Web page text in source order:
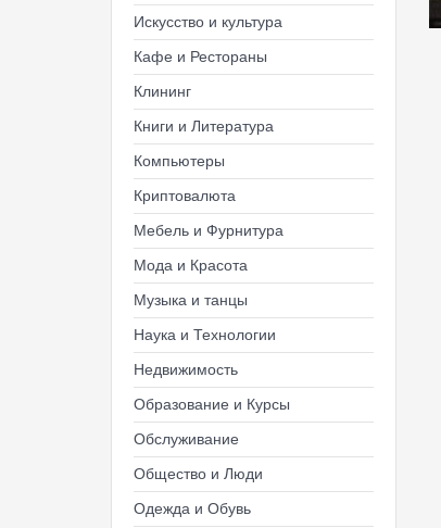
Искусство и культура
Кафе и Рестораны
Клининг
Книги и Литература
Компьютеры
Криптовалюта
Мебель и Фурнитура
Мода и Красота
Музыка и танцы
Наука и Технологии
Недвижимость
Образование и Курсы
Обслуживание
Общество и Люди
Одежда и Обувь